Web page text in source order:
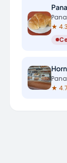
★
★